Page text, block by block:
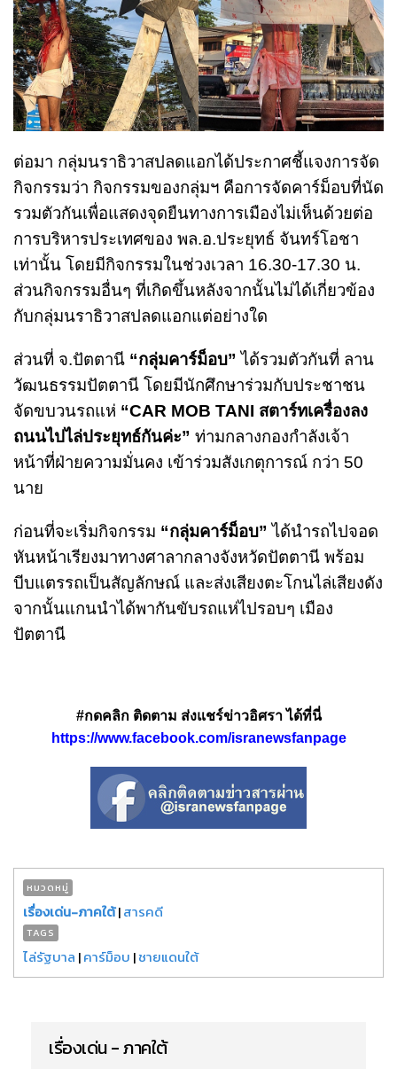
ต่อมา กลุ่มนราธิวาสปลดแอกได้ประกาศชี้แจงการจัด
กิจกรรมว่า กิจกรรมของกลุ่มฯ คือการจัดคาร์ม็อบที่นัด
รวมตัวกันเพื่อแสดงจุดยืนทางการเมืองไม่เห็นด้วยต่อ
การบริหารประเทศของ พล.อ.ประยุทธ์ จันทร์โอชา
เท่านั้น โดยมีกิจกรรมในช่วงเวลา 16.30-17.30 น.
ส่วนกิจกรรมอื่นๆ ที่เกิดขึ้นหลังจากนั้นไม่ได้เกี่ยวข้อง
กับกลุ่มนราธิวาสปลดแอกแต่อย่างใด
ส่วนที่ จ.ปัตตานี “กลุ่มคาร์ม็อบ” ได้รวมตัวกันที่ ลาน
วัฒนธรรมปัตตานี โดยมีนักศึกษาร่วมกับประชาชน
จัดขบวนรถแห่ “CAR MOB TANI สตาร์ทเครื่องลง
ถนนไปไล่ประยุทธ์กันค่ะ” ท่ามกลางกองกำลังเจ้า
หน้าที่ฝ่ายความมั่นคง เข้าร่วมสังเกตุการณ์ กว่า 50
นาย
ก่อนที่จะเริ่มกิจกรรม “กลุ่มคาร์ม็อบ” ได้นำรถไปจอด
หันหน้าเรียงมาทางศาลากลางจังหวัดปัตตานี พร้อม
บีบแตรรถเป็นสัญลักษณ์ และส่งเสียงตะโกนไล่เสียงดัง
จากนั้นแกนนำได้พากันขับรถแห่ไปรอบๆ เมือง
ปัตตานี
#กดคลิก ติดตาม ส่งแชร์ข่าวอิศรา ได้ที่นี่
https://www.facebook.com/isranewsfanpage
หมวดหมู่
เรื่องเด่น-ภาคใต้|สารคดี
TAGS
ไล่รัฐบาล |คาร์ม็อบ |ชายแดนใต้
เรื่องเด่น - ภาคใต้